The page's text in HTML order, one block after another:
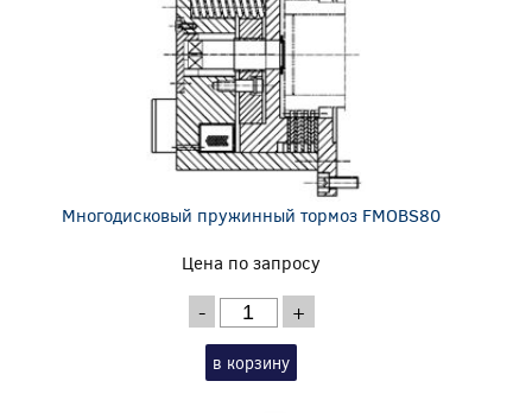
Многодисковый пружинный тормоз FMOBS80
Цена по запросу
- +
в корзину